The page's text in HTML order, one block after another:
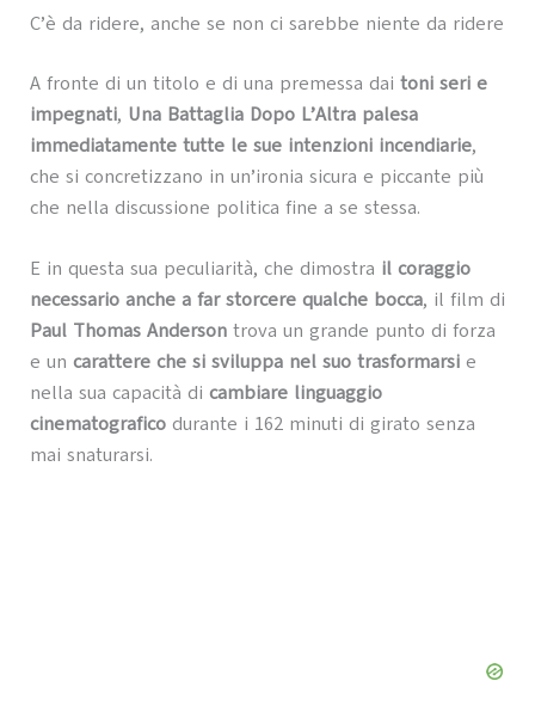
C’è da ridere, anche se non ci sarebbe niente da ridere
A fronte di un titolo e di una premessa dai toni seri e
impegnati, Una Battaglia Dopo L’Altra palesa
immediatamente tutte le sue intenzioni incendiarie,
che si concretizzano in un’ironia sicura e piccante più
che nella discussione politica fine a se stessa.
E in questa sua peculiarità, che dimostra il coraggio
necessario anche a far storcere qualche bocca, il film di
Paul Thomas Andersontrova un grande punto di forza
e un carattere che si sviluppa nel suo trasformarsie
nella sua capacità di cambiare linguaggio
cinematograficodurante i 162 minuti di girato senza
mai snaturarsi.